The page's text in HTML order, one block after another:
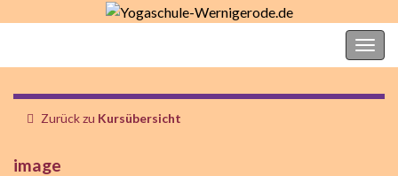
Zurück zu Kursübersicht
image